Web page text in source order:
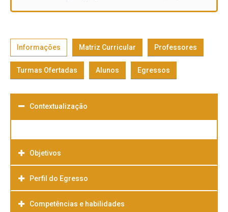
Informações Matriz Curricular Professores
Turmas Ofertadas Alunos Egressos
Contextualização
Objetivos
Perfil do Egresso
Competências e habilidades